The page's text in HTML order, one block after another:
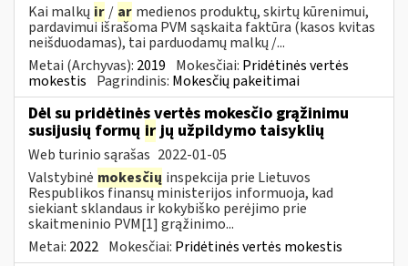
Kai malkų ir / ar medienos produktų, skirtų kūrenimui,
pardavimui išrašoma PVM sąskaita faktūra (kasos kvitas
neišduodamas), tai parduodamų malkų /...
Metai (Archyvas): 2019 Mokesčiai: Pridėtinės vertės
mokestis Pagrindinis: Mokesčių pakeitimai
Dėl su pridėtinės vertės mokesčio grąžinimu
susijusių formų irjų užpildymo taisyklių
Web turinio sąrašas 2022-01-05
Valstybinė mokesčių inspekcija prie Lietuvos
Respublikos finansų ministerijos informuoja, kad
siekiant sklandaus ir kokybiško perėjimo prie
skaitmeninio PVM[1] grąžinimo...
Metai: 2022 Mokesčiai: Pridėtinės vertės mokestis